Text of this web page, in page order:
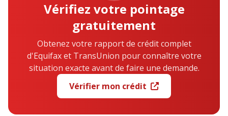
Vérifiez votre pointage
gratuitement
Obtenez votre rapport de crédit complet
d'Equifax et TransUnion pour connaître votre
situation exacte avant de faire une demande.
Vérifier mon crédit